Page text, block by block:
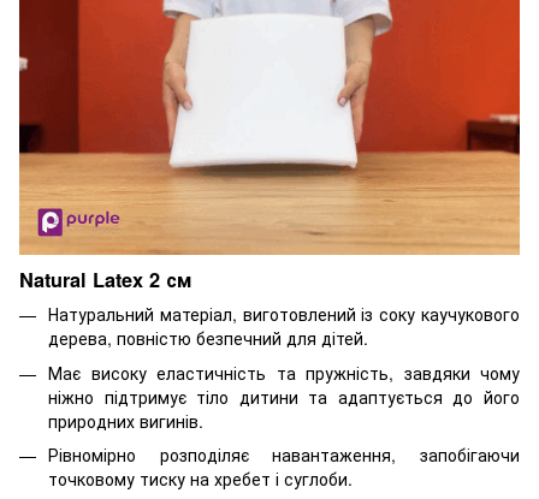
Natural Latex 2 см
Натуральний матеріал, виготовлений із соку каучукового
дерева, повністю безпечний для дітей.
Має високу еластичність та пружність, завдяки чому
ніжно підтримує тіло дитини та адаптується до його
природних вигинів.
Рівномірно розподіляє навантаження, запобігаючи
точковому тиску на хребет і суглоби.